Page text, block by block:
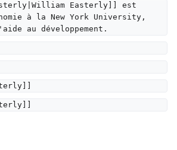
Easterly]] est
à la New York University,
au développement.